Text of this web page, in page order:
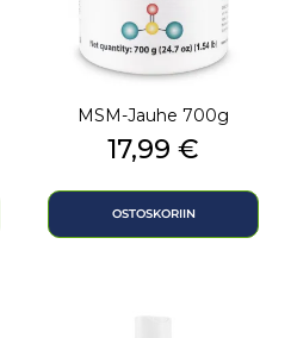
MSM-Jauhe 700g
Hinta
17,99 €
OSTOSKORIIN